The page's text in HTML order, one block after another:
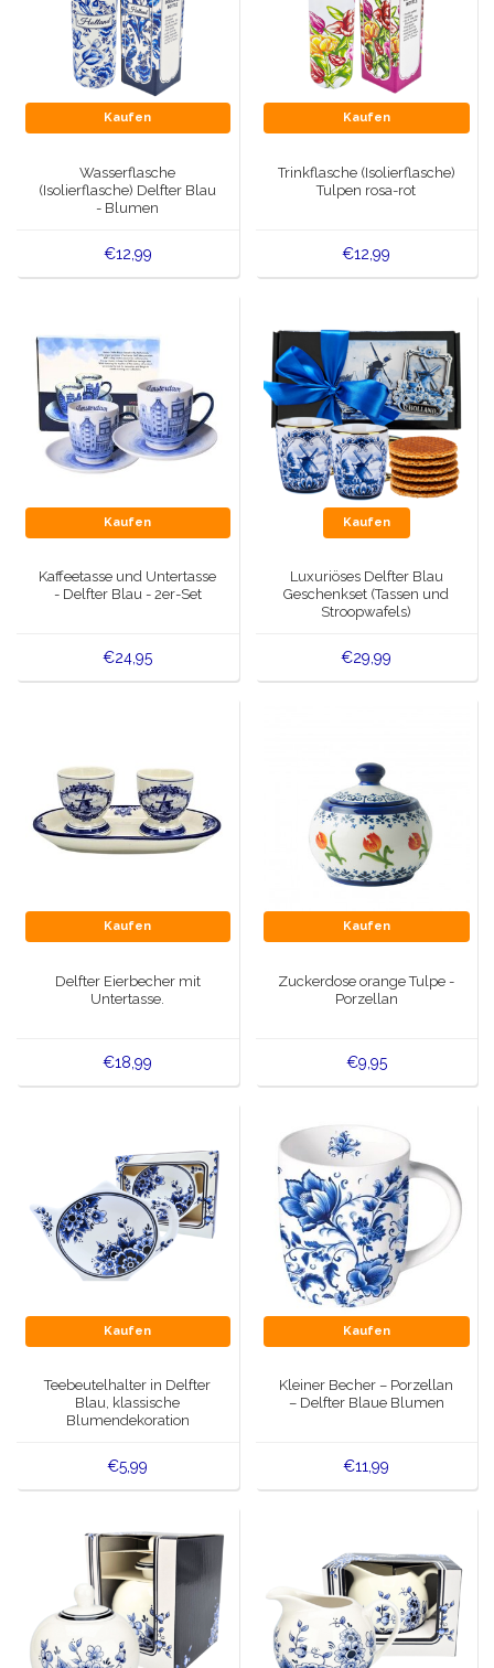
Kaufen
Wasserflasche
(Isolierflasche) Delfter Blau
- Blumen
€12,99
Kaufen
Trinkflasche (Isolierflasche)
Tulpen rosa-rot
€12,99
Kaufen
Kaffeetasse und Untertasse
- Delfter Blau - 2er-Set
€24,95
Kaufen
Luxuriöses Delfter Blau
Geschenkset (Tassen und
Stroopwafels)
€29,99
Kaufen
Delfter Eierbecher mit
Untertasse.
€18,99
Kaufen
Zuckerdose orange Tulpe -
Porzellan
€9,95
Kaufen
Teebeutelhalter in Delfter
Blau, klassische
Blumendekoration
€5,99
Kaufen
Kleiner Becher – Porzellan
– Delfter Blaue Blumen
€11,99